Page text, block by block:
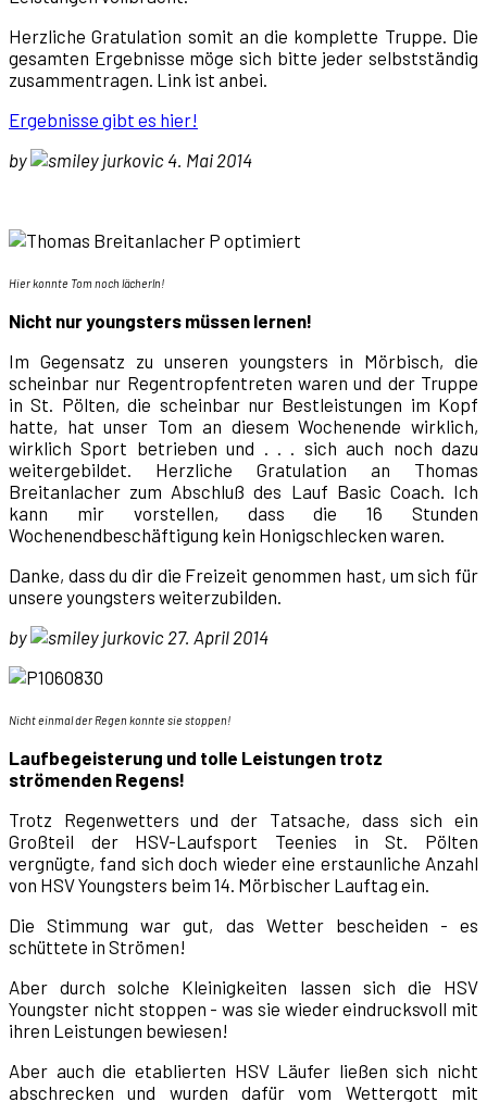
Herzliche Gratulation somit an die komplette Truppe. Die
gesamten Ergebnisse möge sich bitte jeder selbstständig
zusammentragen. Link ist anbei.
Ergebnisse gibt es hier!
by
jurkovic 4. Mai 2014
Hier konnte Tom noch lächerln!
Nicht nur youngsters müssen lernen!
Im Gegensatz zu unseren youngsters in Mörbisch, die
scheinbar nur Regentropfentreten waren und der Truppe
in St. Pölten, die scheinbar nur Bestleistungen im Kopf
hatte, hat unser Tom an diesem Wochenende wirklich,
wirklich Sport betrieben und . . . sich auch noch dazu
weitergebildet. Herzliche Gratulation an Thomas
Breitanlacher zum Abschluß des Lauf Basic Coach. Ich
kann mir vorstellen, dass die 16 Stunden
Wochenendbeschäftigung kein Honigschlecken waren.
Danke, dass du dir die Freizeit genommen hast, um sich für
unsere youngsters weiterzubilden.
by
jurkovic 27. April 2014
Nicht einmal der Regen konnte sie stoppen!
Laufbegeisterung und tolle Leistungen trotz
strömenden Regens!
Trotz Regenwetters und der Tatsache, dass sich ein
Großteil der HSV-Laufsport Teenies in St. Pölten
vergnügte, fand sich doch wieder eine erstaunliche Anzahl
von HSV Youngsters beim 14. Mörbischer Lauftag ein.
Die Stimmung war gut, das Wetter bescheiden - es
schüttete in Strömen!
Aber durch solche Kleinigkeiten lassen sich die HSV
Youngster nicht stoppen - was sie wieder eindrucksvoll mit
ihren Leistungen bewiesen!
Aber auch die etablierten HSV Läufer ließen sich nicht
abschrecken und wurden dafür vom Wettergott mit